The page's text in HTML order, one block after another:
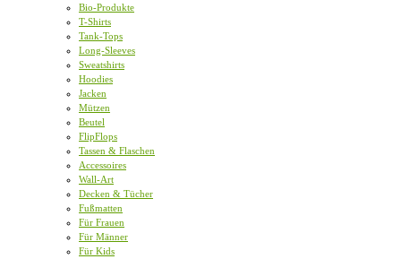
Bio-Produkte
T-Shirts
Tank-Tops
Long-Sleeves
Sweatshirts
Hoodies
Jacken
Mützen
Beutel
FlipFlops
Tassen & Flaschen
Accessoires
Wall-Art
Decken & Tücher
Fußmatten
Für Frauen
Für Männer
Für Kids